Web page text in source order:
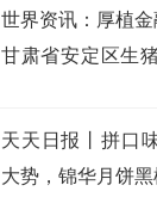
世界资讯：厚植
甘肃省安定区生
天天日报丨拼口
大势，锦华月饼